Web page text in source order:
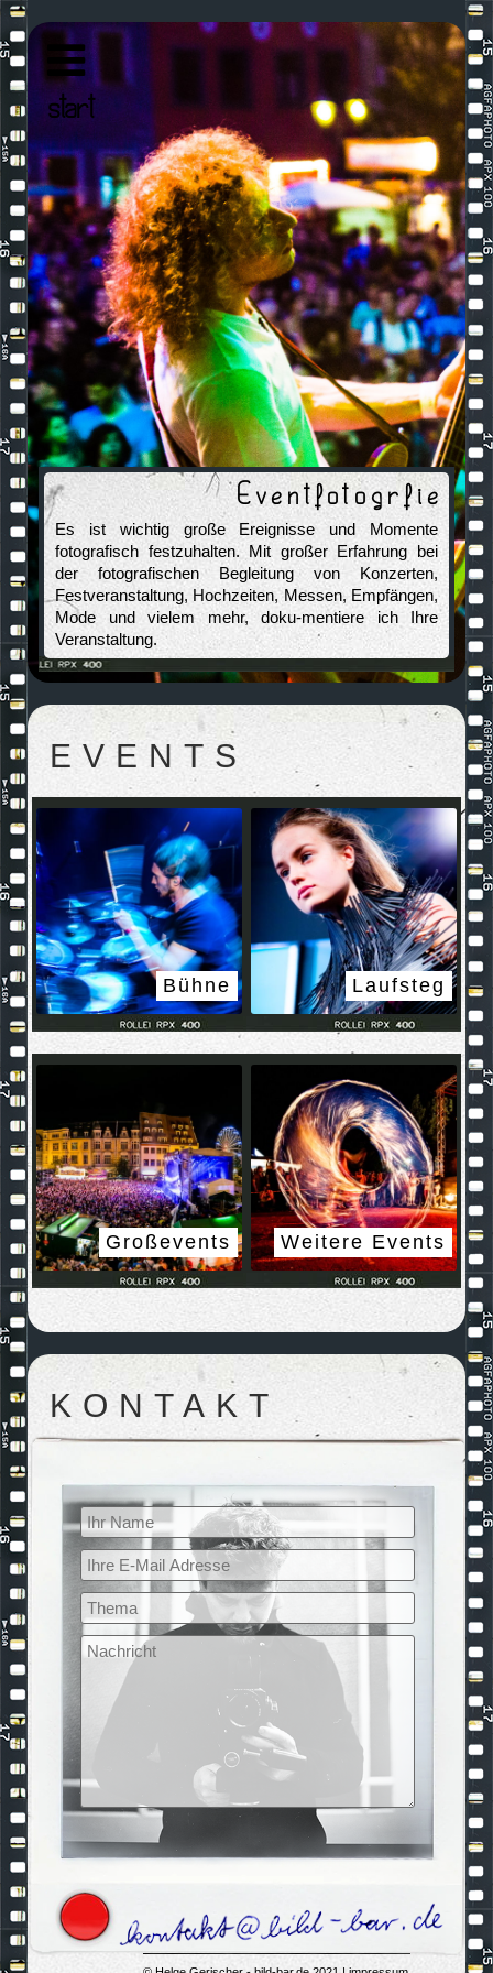
Navigation
überspringen
start
Eventfotogrfie
Es ist wichtig große Ereignisse und Momente
fotografisch festzuhalten. Mit großer Erfahrung bei
der fotografischen Begleitung von Konzerten,
Festveranstaltung, Hochzeiten, Messen, Empfängen,
Mode und vielem mehr, doku-mentiere ich Ihre
Veranstaltung.
EVENTS
Bühne Laufsteg
Großevents Weitere Events
KONTAKT